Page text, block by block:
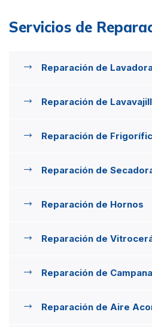
Servicios de
Reparación de
Reparación de
Reparación de
Reparación de
Reparación de Hornos
Reparación de
Reparación de
Reparación de Aire